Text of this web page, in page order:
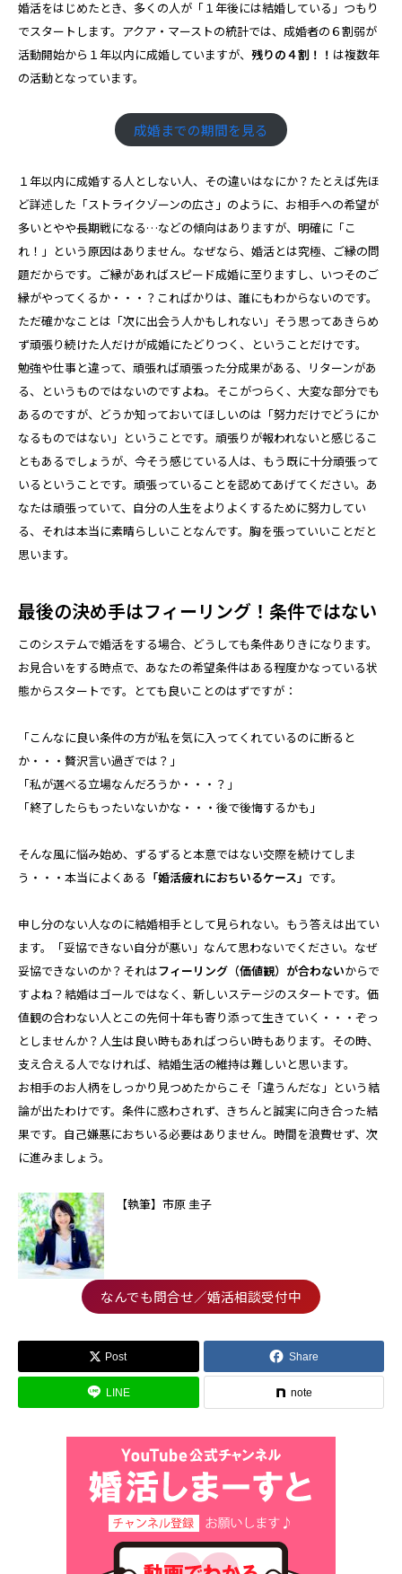
婚活をはじめたとき、多くの人が「１年後には結婚している」つもり
でスタートします。アクア・マーストの統計では、成婚者の６割弱が
活動開始から１年以内に成婚していますが、 残りの４割！！ は複数年
の活動となっています。
成婚までの期間を見る
１年以内に成婚する人としない人、その違いはなにか？たとえば先ほ
ど詳述した「ストライクゾーンの広さ」のように、お相手への希望が
多いとやや長期戦になる…などの傾向はありますが、明確に「こ
れ！」という原因はありません。なぜなら、婚活とは究極、ご縁の問
題だからです。ご縁があればスピード成婚に至りますし、いつそのご
縁がやってくるか・・・？こればかりは、誰にもわからないのです。
ただ確かなことは「次に出会う人かもしれない」そう思ってあきらめ
ず頑張り続けた人だけが成婚にたどりつく、ということだけです。
勉強や仕事と違って、頑張れば頑張った分成果がある、リターンがあ
る、というものではないのですよね。そこがつらく、大変な部分でも
あるのですが、どうか知っておいてほしいのは「努力だけでどうにか
なるものではない」ということです。頑張りが報われないと感じるこ
ともあるでしょうが、今そう感じている人は、もう既に十分頑張って
いるということです。頑張っていることを認めてあげてください。あ
なたは頑張っていて、自分の人生をよりよくするために努力してい
る、それは本当に素晴らしいことなんです。胸を張っていいことだと
思います。
最後の決め手はフィーリング！条件ではない
このシステムで婚活をする場合、どうしても条件ありきになります。
お見合いをする時点で、あなたの希望条件はある程度かなっている状
態からスタートです。とても良いことのはずですが：
「こんなに良い条件の方が私を気に入ってくれているのに断ると
か・・・贅沢言い過ぎでは？」
「私が選べる立場なんだろうか・・・？」
「終了したらもったいないかな・・・後で後悔するかも」
そんな風に悩み始め、ずるずると本意ではない交際を続けてしま
う・・・本当によくある 「婚活疲れにおちいるケース」 です。
申し分のない人なのに結婚相手として見られない。もう答えは出てい
ます。「妥協できない自分が悪い」なんて思わないでください。なぜ
妥協できないのか？それはフィーリング（価値観）が合わないからで
すよね？結婚はゴールではなく、新しいステージのスタートです。価
値観の合わない人とこの先何十年も寄り添って生きていく・・・ぞっ
としませんか？人生は良い時もあればつらい時もあります。その時、
支え合える人でなければ、結婚生活の維持は難しいと思います。
お相手のお人柄をしっかり見つめたからこそ「違うんだな」という結
論が出たわけです。条件に惑わされず、きちんと誠実に向き合った結
果です。自己嫌悪におちいる必要はありません。時間を浪費せず、次
に進みましょう。
【執筆】市原 圭子
なんでも問合せ／婚活相談受付中
Post Share
LINE note